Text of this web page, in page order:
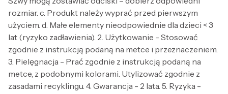
rozmiar. c. Produkt należy wyprać przed pierwszym
użyciem. d. Małe elementy nieodpowiednie dla dzieci < 3
lat (ryzyko zadławienia). 2. Użytkowanie - Stosować
zgodnie z instrukcją podaną na metce i przeznaczeniem.
3. Pielęgnacja - Prać zgodnie z instrukcją podaną na
metce, z podobnymi kolorami. Utylizować zgodnie z
zasadami recyklingu. 4. Gwarancja - 2 lata. 5. Ryzyka -